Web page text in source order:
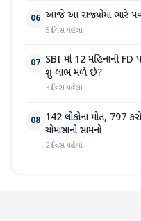
06 આજે આ રાજ્યોમાં ભારે
5 દિવસ પહેલા
07 SBI માં 12 મહિનાની FD
શું લાભ મળે છે?
3 દિવસ પહેલા
08 142 લોકોના મોત, 797
ચોમાસાનો સામનો
2 દિવસ પહેલા